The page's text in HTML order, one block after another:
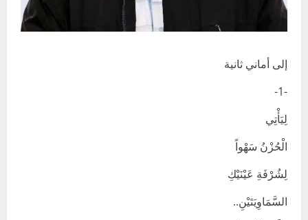
إلى أماني ثانية
-1-
لِيَأْتِي
الْحُزْنُ سَهْواً
لِشُرْفَةِ عَيْنَيْكِ
السَّمَاوِيَتَيْنِ..